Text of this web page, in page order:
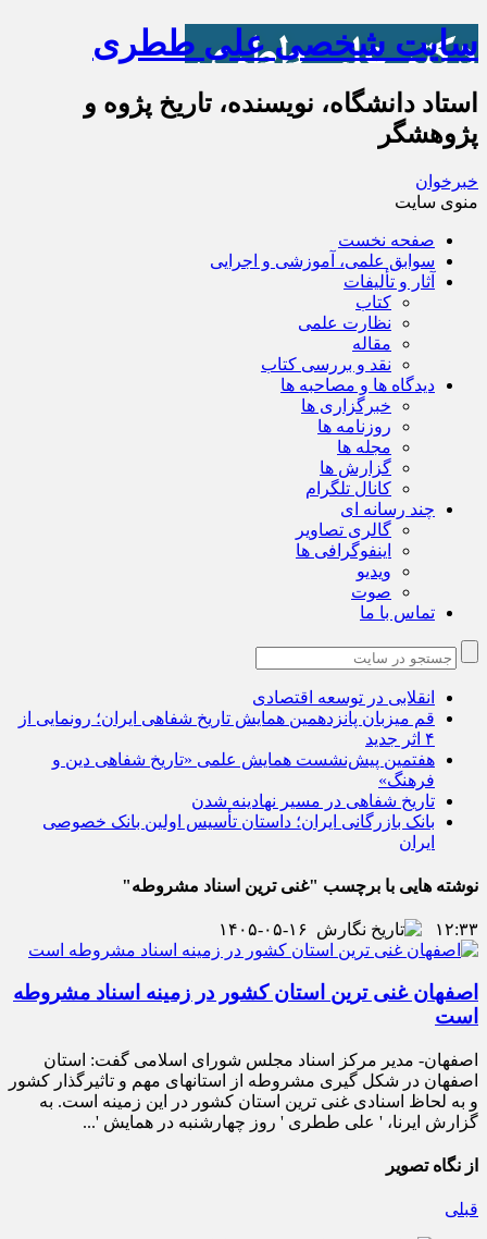
سایت شخصی علی ططری
استاد دانشگاه، نویسنده، تاریخ پژوه و
پژوهشگر
خبرخوان
منوی سایت
صفحه نخست
سوابق علمی، آموزشی و اجرایی
آثار و تألیفات
کتاب
نظارت علمی
مقاله
نقد و بررسی کتاب
دیدگاه ها و مصاحبه ها
خبرگزاری ها
روزنامه ها
مجله ها
گزارش ها
کانال تلگرام
چند رسانه ای
گالری تصاویر
اینفوگرافی ها
ویدیو
صوت
تماس با ما
انقلابی در توسعه اقتصادی
قم میزبان پانزدهمین همایش تاریخ شفاهی ایران؛ رونمایی از
۴ اثر جدید
هفتمین پیش‌نشست همایش علمی «تاریخ شفاهی دین و
فرهنگ»
تاریخ شفاهی در مسیر نهادینه شدن
بانک بازرگانی ایران؛ داستان تأسیس اولین بانک خصوصی
ایران
نوشته هایی با برچسب "غنی ترین اسناد مشروطه"
۱۲:۳۳
اصفهان غنی ‌ترین استان کشور در زمینه اسناد مشروطه
است
اصفهان- مدیر مرکز اسناد مجلس شورای اسلامی گفت: استان
اصفهان در شکل گیری مشروطه از استانهای مهم و تاثیرگذار کشور
و به لحاظ اسنادی غنی‌ ترین استان کشور در این زمینه است. به
گزارش ایرنا، ' علی ططری ' روز چهارشنبه در همایش '...
از نگاه تصویر
قبلی